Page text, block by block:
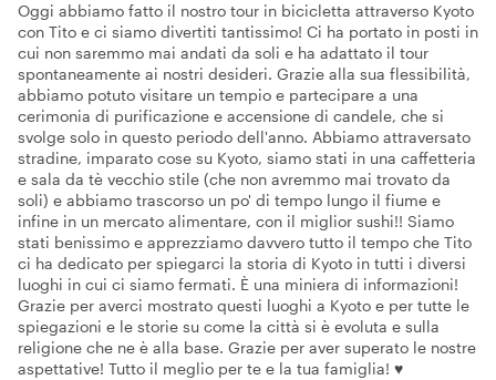
Oggi abbiamo fatto il nostro tour in bicicletta attraverso Kyoto
con Tito e ci siamo divertiti tantissimo! Ci ha portato in posti in
cui non saremmo mai andati da soli e ha adattato il tour
spontaneamente ai nostri desideri. Grazie alla sua flessibilità,
abbiamo potuto visitare un tempio e partecipare a una
cerimonia di purificazione e accensione di candele, che si
svolge solo in questo periodo dell'anno. Abbiamo attraversato
stradine, imparato cose su Kyoto, siamo stati in una caffetteria
e sala da tè vecchio stile (che non avremmo mai trovato da
soli) e abbiamo trascorso un po' di tempo lungo il fiume e
infine in un mercato alimentare, con il miglior sushi!! Siamo
stati benissimo e apprezziamo davvero tutto il tempo che Tito
ci ha dedicato per spiegarci la storia di Kyoto in tutti i diversi
luoghi in cui ci siamo fermati. È una miniera di informazioni!
Grazie per averci mostrato questi luoghi a Kyoto e per tutte le
spiegazioni e le storie su come la città si è evoluta e sulla
religione che ne è alla base. Grazie per aver superato le nostre
aspettative! Tutto il meglio per te e la tua famiglia! ♥️